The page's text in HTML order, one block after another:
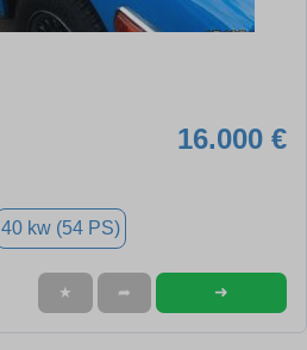
16.000 €
40 kw (54 PS)
★ ➦ ➜